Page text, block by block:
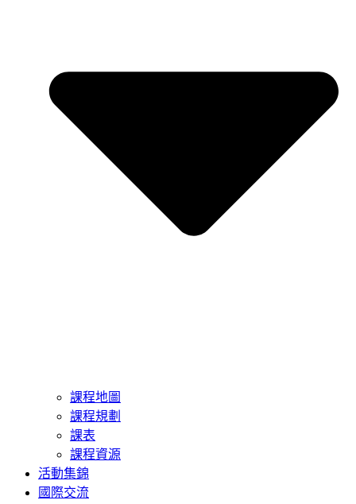
課程地圖
課程規劃
課表
課程資源
活動集錦
國際交流